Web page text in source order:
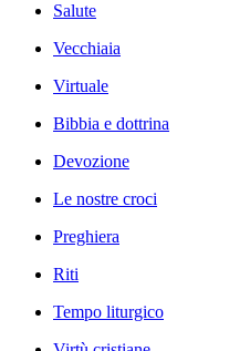
Salute
Vecchiaia
Virtuale
Bibbia e dottrina
Devozione
Le nostre croci
Preghiera
Riti
Tempo liturgico